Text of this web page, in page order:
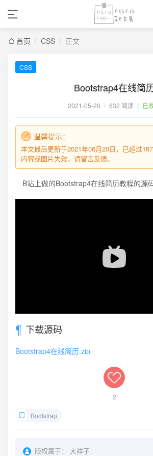
首页 / CSS / 正文
CSS
Bootstrap4在线简
2021-05-20 / 632 阅读 / 已
温馨提示：
本文最后更新于2021年06月20日，已超过
内容或图片失效，请留言反馈。
B站上做的Bootstrap4在线简历教程的源
下载源码
Bootstrap4在线简历.zip
2
Bootstrap
版权属于：
大祥子